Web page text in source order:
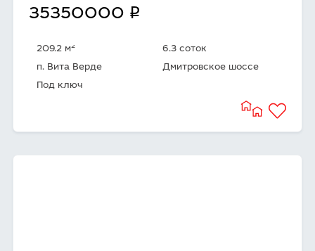
35350000 q
209.2 м2
6.3 соток
п. Вита Верде
Дмитровское шоссе
Под ключ